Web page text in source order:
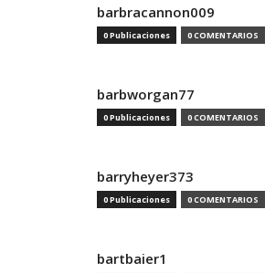
barbracannon009
0 Publicaciones 0 COMENTARIOS
barbworgan77
0 Publicaciones 0 COMENTARIOS
barryheyer373
0 Publicaciones 0 COMENTARIOS
bartbaier1